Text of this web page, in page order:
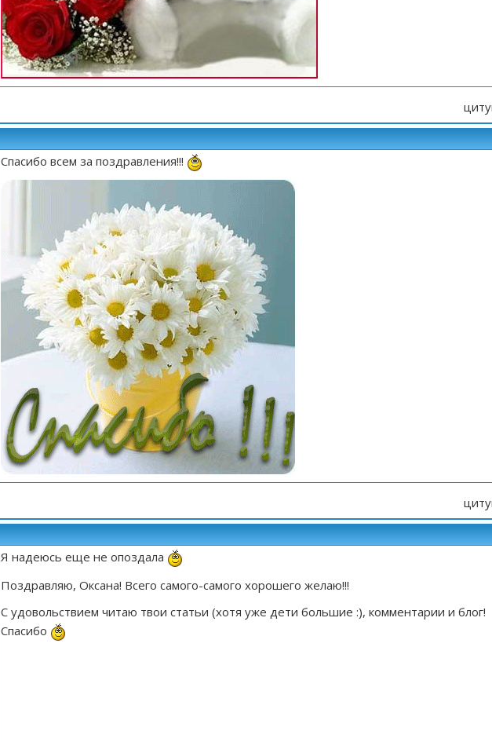
Спасибо всем за поздравления!!!
Я надеюсь еще не опоздала
Поздравляю, Оксана! Всего самого-самого хорошего желаю!!!
С удовольствием читаю твои статьи (хотя уже дети большие :), комментарии и блог!
Спасибо